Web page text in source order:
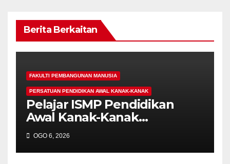
Berita Berkaitan
FAKULTI PEMBANGUNAN MANUSIA
PERSATUAN PENDIDIKAN AWAL KANAK-KANAK
Pelajar ISMP Pendidikan
Awal Kanak-Kanak
Cemerlang Raih
Pengiktirafan Antarabangsa
di IAM2026
OGO 6, 2026